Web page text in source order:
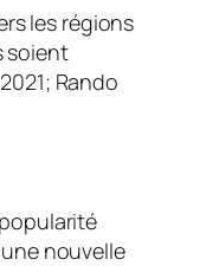
les régions
soient
Rando
nouvelle